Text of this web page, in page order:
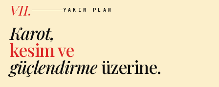
VII. YAKIN PLAN
Karot,
kesim ve
güçlendirmeüzerine.